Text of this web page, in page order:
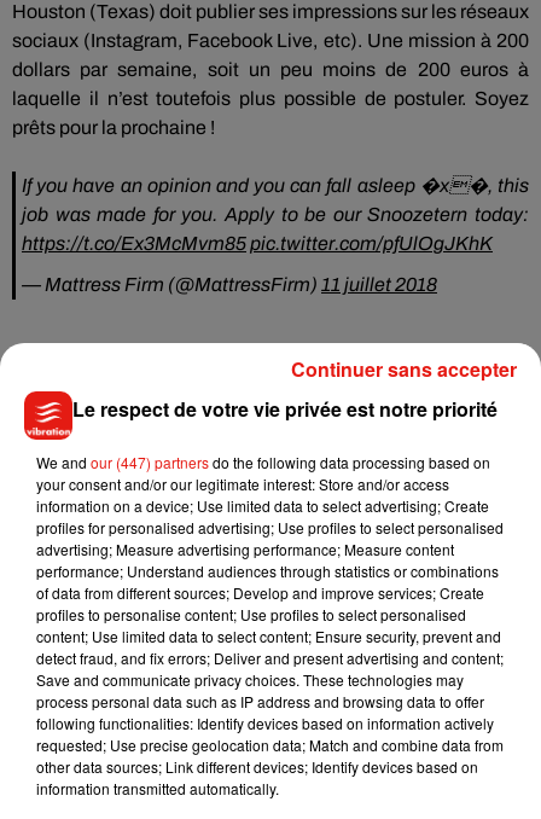
Houston (Texas) doit publier ses impressions sur les réseaux
sociaux (Instagram, Facebook Live, etc). Une mission à 200
dollars par semaine, soit un peu moins de 200 euros à
laquelle il n’est toutefois plus possible de postuler. Soyez
prêts pour la prochaine !
If you have an opinion and you can fall asleep �x�, this
job was made for you. Apply to be our Snoozetern today:
https://t.co/Ex3McMvm85pic.twitter.com/pfUlOgJKhK
— Mattress Firm (@MattressFirm) 11 juillet 2018
Musique
5 août 2026
Benny Blanco invite Selena Gomez et
Becky G sur son nouveau single
4 août 2026
Tiny Desk invite Charlie Puth pour une
live session solaire
Le respect de votre vie privée est notre priorité
We and our (447) partnersdo the following data processing based on
your consent and/or our legitimate interest: Store and/or access
information on a device; Use limited data to select advertising; Create
profiles for personalised advertising; Use profiles to select personalised
advertising; Measure advertising performance; Measure content
performance; Understand audiences through statistics or combinations
of data from different sources; Develop and improve services; Create
profiles to personalise content; Use profiles to select personalised
content; Use limited data to select content; Ensure security, prevent and
detect fraud, and fix errors; Deliver and present advertising and content;
Save and communicate privacy choices. These technologies may
process personal data such as IP address and browsing data to offer
following functionalities: Identify devices based on information actively
requested; Use precise geolocation data; Match and combine data from
other data sources; Link different devices; Identify devices based on
information transmitted automatically.
Continuer sans accepter